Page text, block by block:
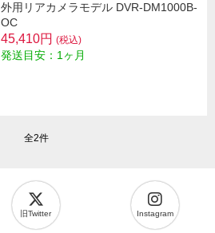
外用リアカメラモデル DVR-DM1000B-
OC
45,410円 (税込)
発送目安：1ヶ月
全2件
旧Twitter Instagram